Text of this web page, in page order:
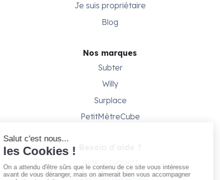
Je suis propriétaire
Blog
Nos marques
Subter
Willy
Surplace
PetitMètreCube